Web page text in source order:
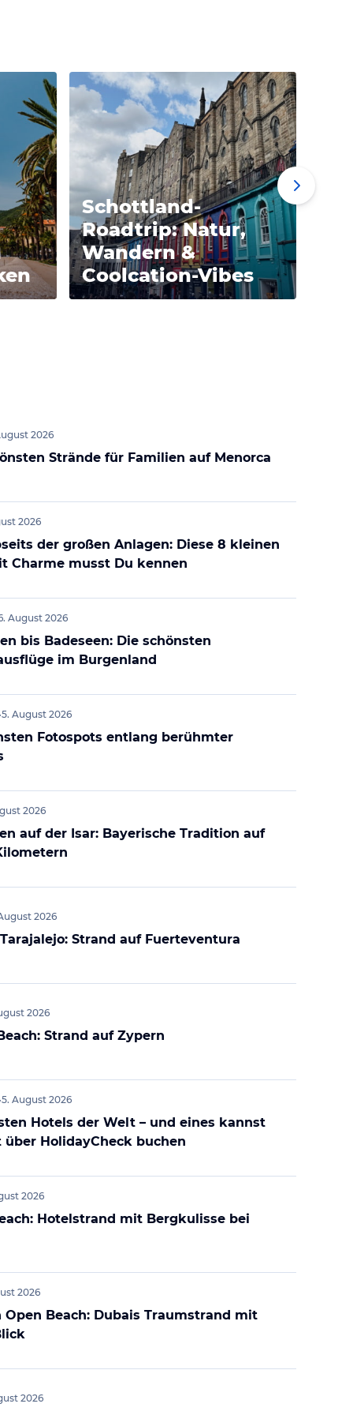
Schottland-
Roadtrip: Natur,
Wandern &
Coolcation-Vibes
2026
Strände für Familien auf Menorca
2026
der großen Anlagen: Diese 8 kleinen
Charme musst Du kennen
August 2026
bis Badeseen: Die schönsten
im Burgenland
•5. August 2026
Fotospots entlang berühmter
2026
auf der Isar: Bayerische Tradition auf
2026
Strand auf Fuerteventura
2026
Strand auf Zypern
•5. August 2026
Hotels der Welt – und eines kannst
über HolidayCheck buchen
2026
Hotelstrand mit Bergkulisse bei
2026
Open Beach: Dubais Traumstrand mit
2026